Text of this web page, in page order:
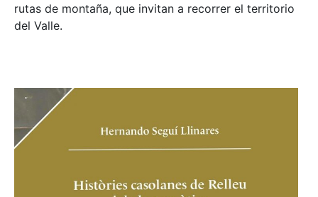
rutas de montaña, que invitan a recorrer el territorio
del Valle.